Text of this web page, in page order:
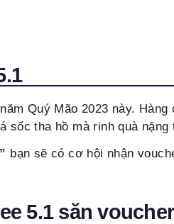
Quý Mão 2023 này. Hàng
sốc tha hồ mà rinh quà nặng
bạn sẽ có cơ hội nhận
5.1 săn